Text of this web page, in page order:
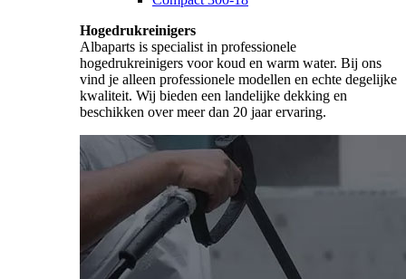
Hogedrukreinigers
Albaparts is specialist in professionele
hogedrukreinigers voor koud en warm water. Bij ons
vind je alleen professionele modellen en echte degelijke
kwaliteit. Wij bieden een landelijke dekking en
beschikken over meer dan 20 jaar ervaring.